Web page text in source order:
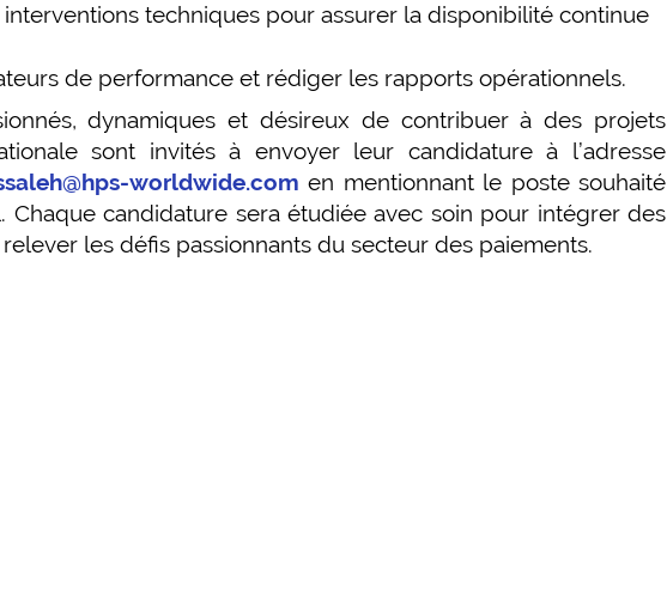
techniques pour assurer la disponibilité continue
de performance et rédiger les rapports opérationnels.
dynamiques et désireux de contribuer à des projets
sont invités à envoyer leur candidature à l’adresse
worldwide.com en mentionnant le poste souhaité
Chaque candidature sera étudiée avec soin pour intégrer des
les défis passionnants du secteur des paiements.